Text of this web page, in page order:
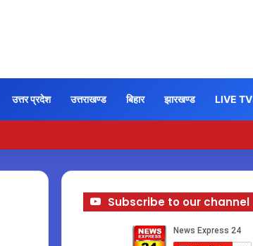
उत्तर प्रदेश उत्तराखण्ड बिहार झारखण्ड LIVE TV
Subscribe to our channel